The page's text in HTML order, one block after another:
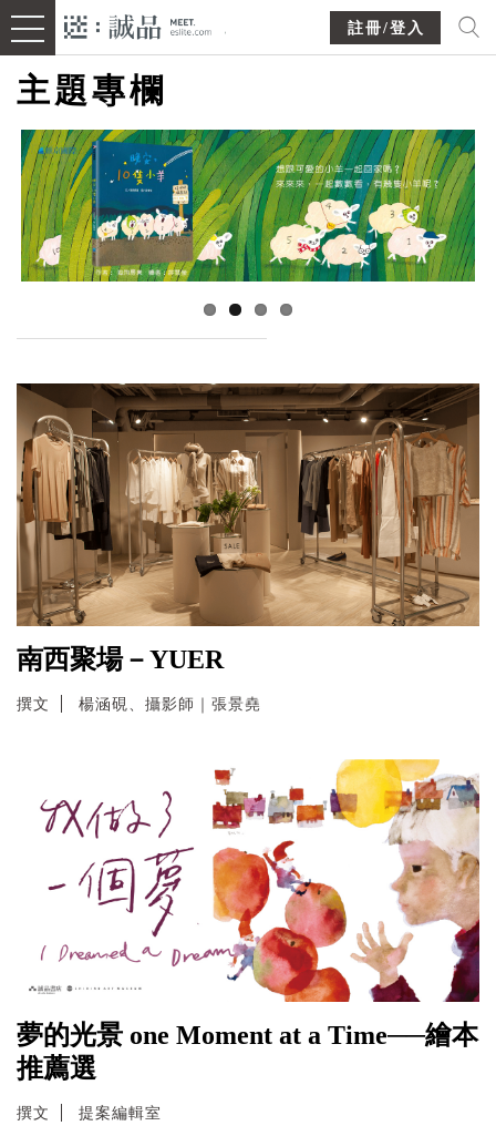
註冊/登入
主題專欄
南西聚場－YUER
撰文 楊涵硯、攝影師｜張景堯
夢的光景 one Moment at a Time──繪本
推薦選
撰文 提案編輯室